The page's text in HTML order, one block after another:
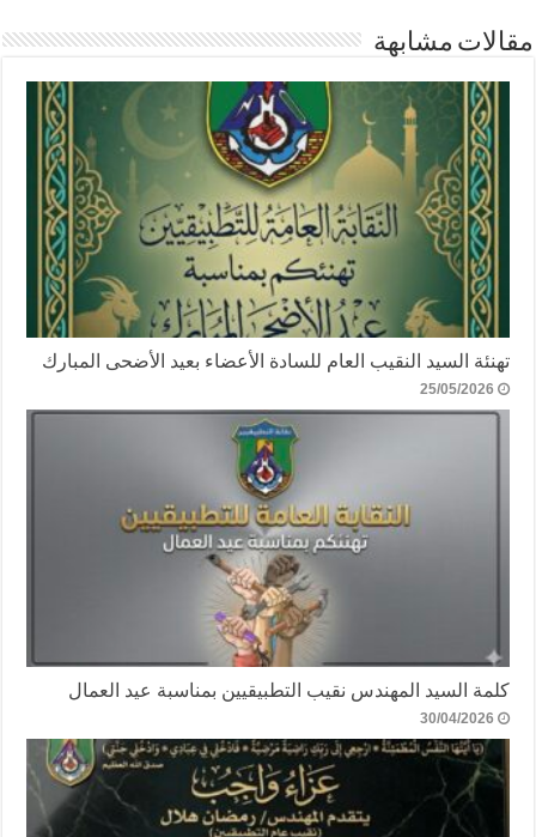
مقالات مشابهة
تهنئة السيد النقيب العام للسادة الأعضاء بعيد الأضحى المبارك
25/05/2026
كلمة السيد المهندس نقيب التطبيقيين بمناسبة عيد العمال
30/04/2026